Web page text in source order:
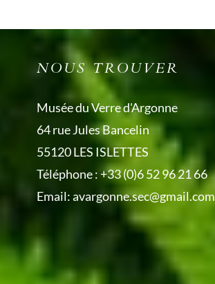
NOUS TROUVER
Musée du Verre d'Argonne
64 rue Jules Bancelin
55120 LES ISLETTES
Téléphone :+33 (0)6 52 96 21 66
Email:avargonne.sec@gmail.com